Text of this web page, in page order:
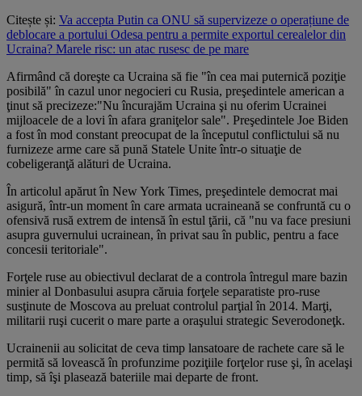
Citește și: Va accepta Putin ca ONU să supervizeze o operațiune de
deblocare a portului Odesa pentru a permite exportul cerealelor din
Ucraina? Marele risc: un atac rusesc de pe mare
Afirmând că doreşte ca Ucraina să fie "în cea mai puternică poziţie
posibilă" în cazul unor negocieri cu Rusia, preşedintele american a
ţinut să precizeze:"Nu încurajăm Ucraina şi nu oferim Ucrainei
mijloacele de a lovi în afara graniţelor sale". Preşedintele Joe Biden
a fost în mod constant preocupat de la începutul conflictului să nu
furnizeze arme care să pună Statele Unite într-o situaţie de
cobeligeranţă alături de Ucraina.
În articolul apărut în New York Times, preşedintele democrat mai
asigură, într-un moment în care armata ucraineană se confruntă cu o
ofensivă rusă extrem de intensă în estul ţării, că "nu va face presiuni
asupra guvernului ucrainean, în privat sau în public, pentru a face
concesii teritoriale".
Forţele ruse au obiectivul declarat de a controla întregul mare bazin
minier al Donbasului asupra căruia forţele separatiste pro-ruse
susţinute de Moscova au preluat controlul parţial în 2014. Marţi,
militarii ruşi cucerit o mare parte a oraşului strategic Severodoneţk.
Ucrainenii au solicitat de ceva timp lansatoare de rachete care să le
permită să lovească în profunzime poziţiile forţelor ruse şi, în acelaşi
timp, să îşi plasează bateriile mai departe de front.